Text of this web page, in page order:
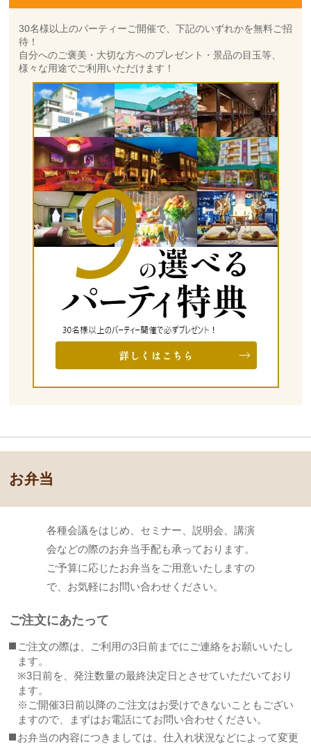
30名様以上のパーティーご開催で、下記のいずれかを無料ご招
待！
自分へのご褒美・大切な方へのプレゼント・景品の目玉等、
様々な用途でご利用いただけます！
お弁当
各種会議をはじめ、セミナー、説明会、講演
会などの際のお弁当手配も承っております。
ご予算に応じたお弁当をご用意いたしますの
で、お気軽にお問い合わせください。
ご注文にあたって
ご注文の際は、ご利用の3日前までにご連絡をお願いいたし
ます。
※3日前を、発注数量の最終決定日とさせていただいており
ます。
※ご開催3日前以降のご注文はお受けできないこともござい
ますので、まずはお電話にてお問い合わせください。
お弁当の内容につきましては、仕入れ状況などによって変更